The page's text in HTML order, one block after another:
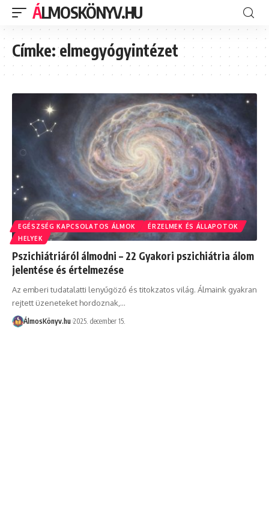
ÁLMOSKÖNYV.HU
Címke:elmegyógyintézet
EGÉSZSÉG KAPCSOLATOS ÁLMOK
ÉRZELMEK ÉS ÁLLAPOTOK
HELYEK
Pszichiátriáról álmodni – 22 Gyakori pszichiátria álom
jelentése és értelmezése
Az emberi tudatalatti lenyűgöző és titokzatos világ. Álmaink gyakran
rejtett üzeneteket hordoznak,…
ÁlmosKönyv.hu 2025. december 15.